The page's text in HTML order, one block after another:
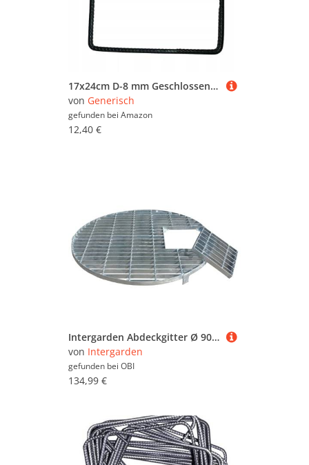
17x24cm D-8 mm Geschlossener Bügel 10er Pack Bewehrungsstahl Mehrwinkelbügel Baustahl Ø8 mm Betonstahl
von Generisch
gefunden bei Amazon
12,40 €
Intergarden Abdeckgitter Ø 90 cm Verzinkt bis 250 kg Belastbar für Brunnen Becken & Wasserspiele
von Intergarden
gefunden bei OBI
134,99 €